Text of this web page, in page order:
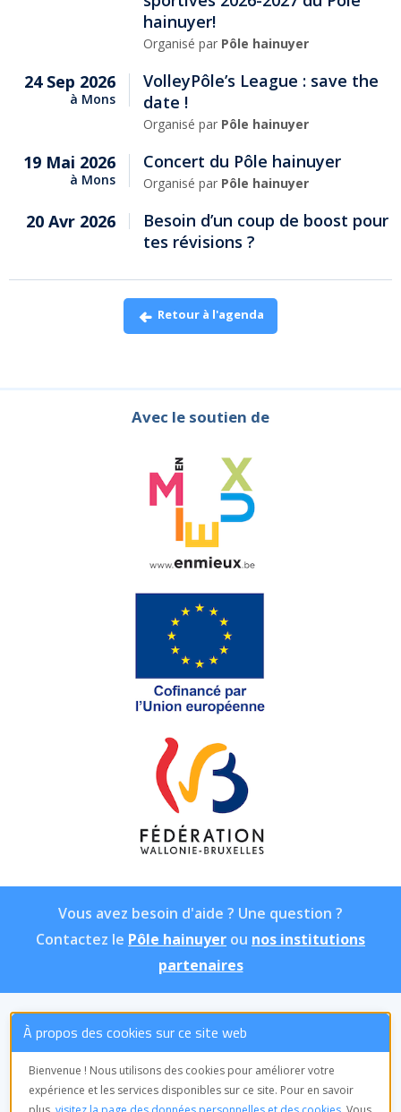
À propos des cookies sur ce site web
Bienvenue ! Nous utilisons des cookies pour améliorer votre
expérience et les services disponibles sur ce site. Pour en savoir
hainuyer!
Organisé par Pôle hainuyer
24 Sep 2026
à Mons
VolleyPôle’s League : save the
date !
Organisé par Pôle hainuyer
19 Mai 2026
à Mons
Concert du Pôle hainuyer
Organisé par Pôle hainuyer
20 Avr 2026
Besoin d’un coup de boost pour
tes révisions ?
Retour à l'agenda
Avec le soutien de
Vous avez besoin d'aide ? Une question ?
Contactez le Pôle hainuyer ou nos institutions
partenaires
ASBL Pôle hainuyer
Équipe de
coordination
Avenue Frère Orban, 9